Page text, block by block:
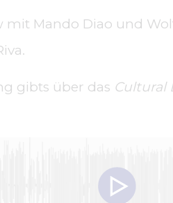
mit Mando Diao und
gibts über das Cultural